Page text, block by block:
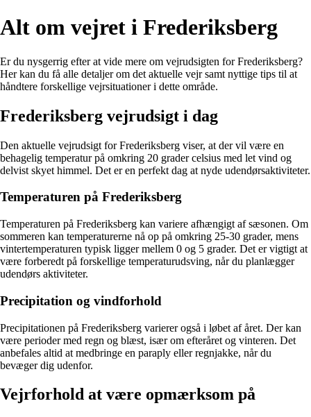
Alt om vejret i Frederiksberg
Er du nysgerrig efter at vide mere om vejrudsigten for Frederiksberg?
Her kan du få alle detaljer om det aktuelle vejr samt nyttige tips til at
håndtere forskellige vejrsituationer i dette område.
Frederiksberg vejrudsigt i dag
Den aktuelle vejrudsigt for Frederiksberg viser, at der vil være en
behagelig temperatur på omkring 20 grader celsius med let vind og
delvist skyet himmel. Det er en perfekt dag at nyde udendørsaktiviteter.
Temperaturen på Frederiksberg
Temperaturen på Frederiksberg kan variere afhængigt af sæsonen. Om
sommeren kan temperaturerne nå op på omkring 25-30 grader, mens
vintertemperaturen typisk ligger mellem 0 og 5 grader. Det er vigtigt at
være forberedt på forskellige temperaturudsving, når du planlægger
udendørs aktiviteter.
Precipitation og vindforhold
Precipitationen på Frederiksberg varierer også i løbet af året. Der kan
være perioder med regn og blæst, især om efteråret og vinteren. Det
anbefales altid at medbringe en paraply eller regnjakke, når du
bevæger dig udenfor.
Vejrforhold at være opmærksom på